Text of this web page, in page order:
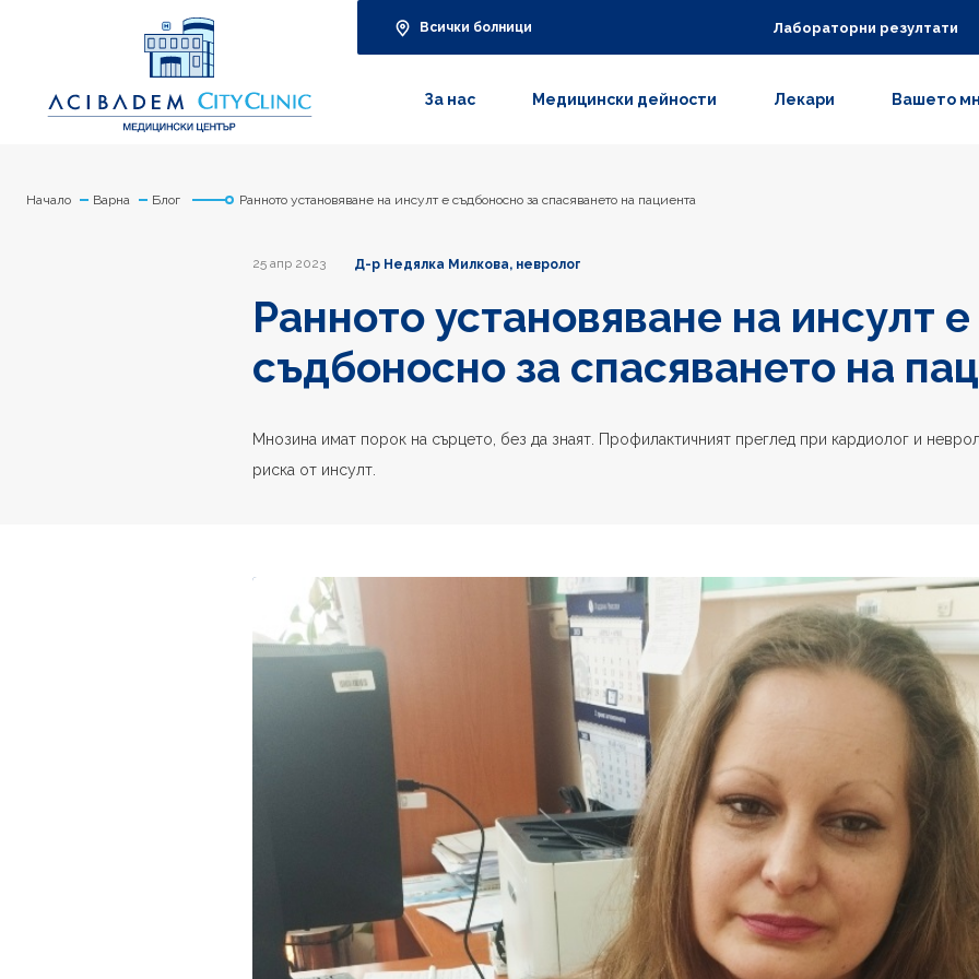
Всички болници Лабораторни резултати
За нас Медицински дейности Лекари Вашето
Начало Варна Блог Ранното установяване на инсулт е съдбоносно за спасяването на пациента
25 апр 2023 Д-р Недялка Милкова, невролог
Ранното установяване на инсулт е
съдбоносно за спасяването на
Мнозина имат порок на сърцето, без да знаят. Профилактичният преглед при кардиолог и
риска от инсулт.